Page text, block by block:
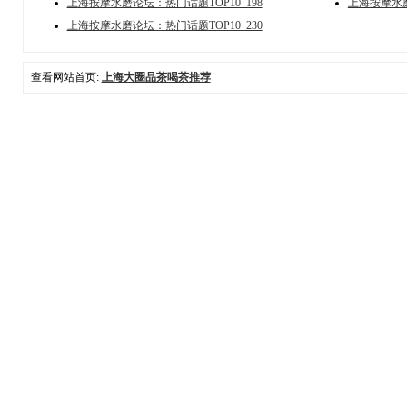
上海按摩水磨论坛：热门话题TOP10_198
上海按摩水
上海按摩水磨论坛：热门话题TOP10_230
查看网站首页: 上海大圈品茶喝茶推荐